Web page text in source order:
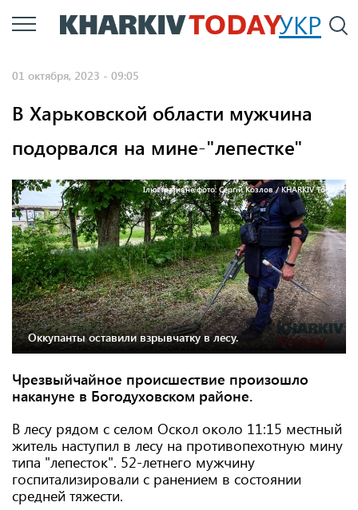
Перейти
к
УКР
01 октября, 2023 - 09:05
В Харьковской области мужчина
подорвался на мине-"лепестке"
Ілюстративне фото: Сергій Козлов / KHARKIV Today
Оккупанты оставили взрывчатку в лесу.
Чрезвыйчайное происшествие произошло
накануне в Богодуховском районе.
В лесу рядом с селом Оскол около 11:15 местный
житель наступил в лесу на противопехотную мину
типа "лепесток". 52-летнего мужчину
госпитализировали с ранением в состоянии
средней тяжести.